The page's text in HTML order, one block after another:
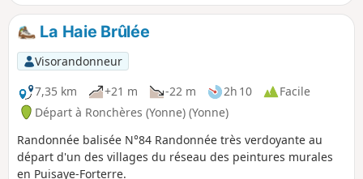
La Haie Brûlée
Visorandonneur
7,35 km
+21 m -22 m 2h 10
Facile
Départ à Ronchères (Yonne) (Yonne)
Randonnée balisée N°84 Randonnée très verdoyante au
départ d'un des villages du réseau des peintures murales
en Puisaye-Forterre.